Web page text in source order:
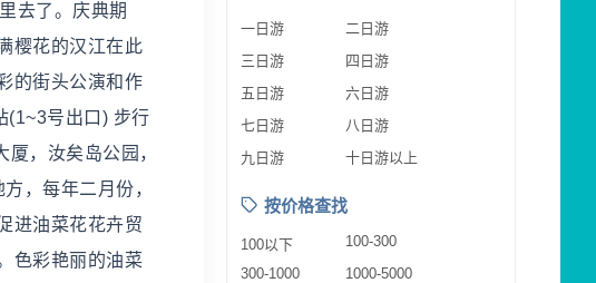
去了。庆典期
樱花的汉江在此
的街头公演和作
(1~3号出口) 步行
，汝矣岛公园，
，每年二月份，
进油菜花花卉贸
色彩艳丽的油菜
一日游
二日游
三日游
四日游
五日游
六日游
七日游
八日游
九日游
十日游以上
按价格查找
100以下
100-300
300-1000
1000-5000